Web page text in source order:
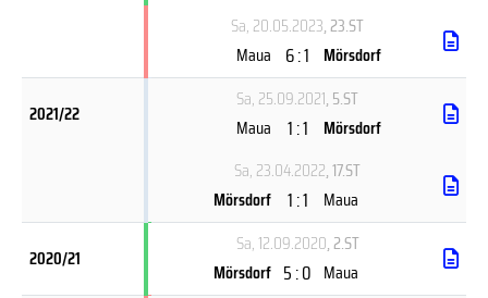
Sa, 20.05.2023, 23.ST
Maua 6 : 1 Mörsdorf
2021/22
Sa, 25.09.2021, 5.ST
Maua
1 : 1
Mörsdorf
Sa, 23.04.2022, 17.ST
Mörsdorf 1 : 1 Maua
2020/21
Sa, 12.09.2020, 2.ST
Mörsdorf 5 : 0 Maua